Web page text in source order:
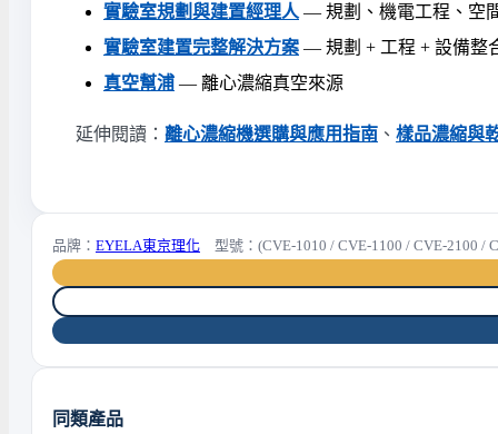
實驗室規劃與建置經理人 — 規劃、機電工程、空
實驗室建置完整解決方案 — 規劃 + 工程 + 設備整
真空幫浦 — 離心濃縮真空來源
延伸閱讀： 離心濃縮機選購與應用指南 、 樣品濃縮與
品牌： EYELA東京理化 型號：(CVE-1010 / CVE-1100 / CVE-2100 /
同類產品